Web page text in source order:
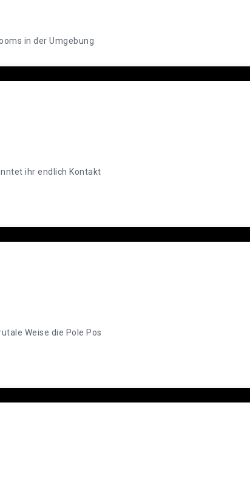
in der Umgebung
ihr endlich Kontakt
Weise die Pole Pos